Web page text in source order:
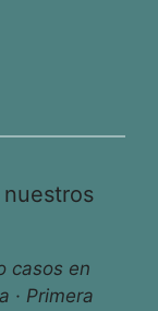
casos en
· Primera